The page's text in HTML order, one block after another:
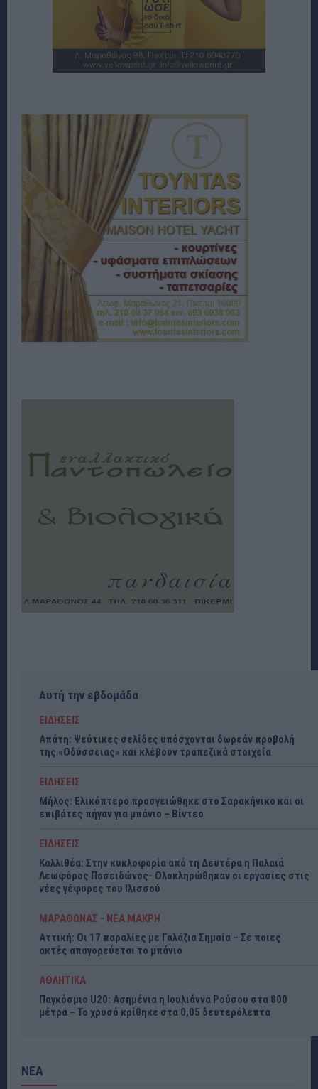
Αυτή την εβδομάδα
ΕΙΔΗΣΕΙΣ
Απάτη: Ψεύτικες σελίδες υπόσχονται δωρεάν προβολή
της «Οδύσσειας» και κλέβουν τραπεζικά στοιχεία
ΕΙΔΗΣΕΙΣ
Μήλος: Ελικόπτερο προσγειώθηκε στο Σαρακήνικο και οι
επιβάτες πήγαν για μπάνιο – Βίντεο
ΕΙΔΗΣΕΙΣ
Καλλιθέα: Στην κυκλοφορία από τη Δευτέρα η Παλαιά
Λεωφόρος Ποσειδώνος- Ολοκληρώθηκαν οι εργασίες στις
νέες γέφυρες του Ιλισσού
ΜΑΡΑΘΩΝΑΣ - ΝΕΑ ΜΑΚΡΗ
Αττική: Οι 17 παραλίες με Γαλάζια Σημαία – Σε ποιες
ακτές απαγορεύεται το μπάνιο
ΑΘΛΗΤΙΚΑ
Παγκόσμιο U20: Ασημένια η Ιουλιάννα Ρούσου στα 800
μέτρα – Το χρυσό κρίθηκε στα 0,05 δευτερόλεπτα
ΝΕΑ